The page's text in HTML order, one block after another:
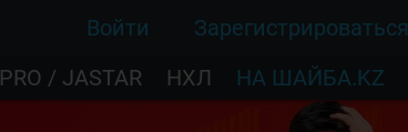
Войти
Зарегистрироваться
PRO / JASTAR НХЛ НА ШАЙБА.KZ